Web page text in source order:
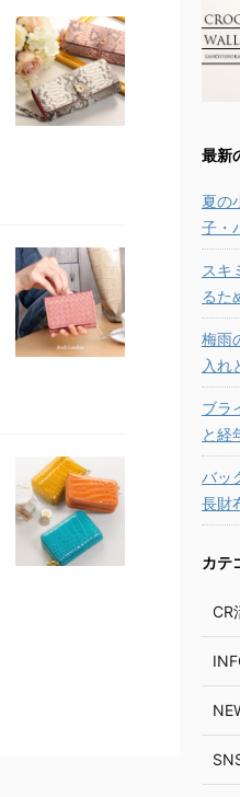
最新
夏の
子・
スキ
るた
梅雨
入れ
ブラ
と経
バッ
長財
カテ
CR